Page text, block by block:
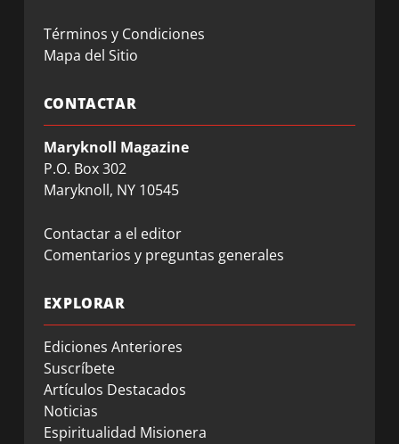
Términos y Condiciones
Mapa del Sitio
CONTACTAR
Maryknoll Magazine
P.O. Box 302
Maryknoll, NY 10545
Contactar a el editor
Comentarios y preguntas generales
EXPLORAR
Ediciones Anteriores
Suscríbete
Artículos Destacados
Noticias
Espiritualidad Misionera